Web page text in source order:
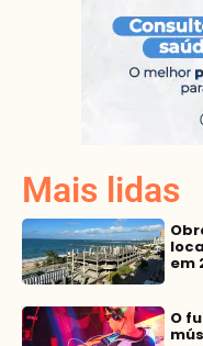
Mais lidas
em
O